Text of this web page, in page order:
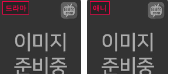
드라마 애니